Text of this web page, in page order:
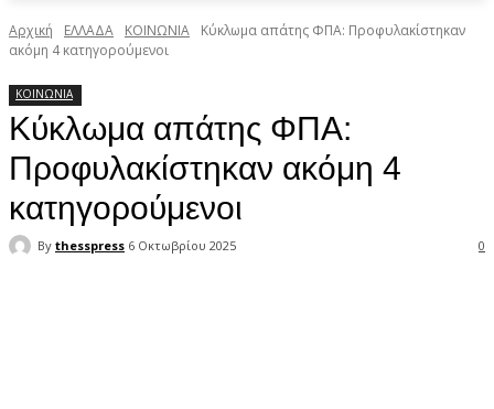
Αρχική ΕΛΛΑΔΑ ΚΟΙΝΩΝΙΑ
Κύκλωμα απάτης ΦΠΑ: Προφυλακίστηκαν
ακόμη 4 κατηγορούμενοι
ΚΟΙΝΩΝΙΑ
Κύκλωμα απάτης ΦΠΑ:
Προφυλακίστηκαν ακόμη 4
κατηγορούμενοι
By thesspress 6 Οκτωβρίου 2025 0